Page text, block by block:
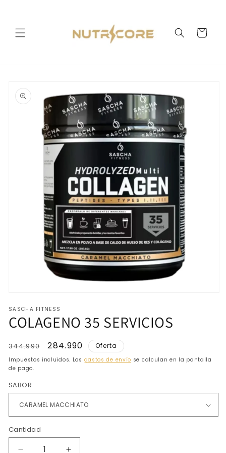
Carrito
información
del producto
multimedia
1
en
modal
SASCHA FITNESS
COLAGENO 35 SERVICIOS
Precio
habitual
344.990
Precio
de
284.990 Oferta
Impuestos incluidos. Los gastos de envío se calculan en la pantalla
de pago.
SABOR
Cantidad